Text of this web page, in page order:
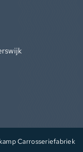
Carrosseriefabriek